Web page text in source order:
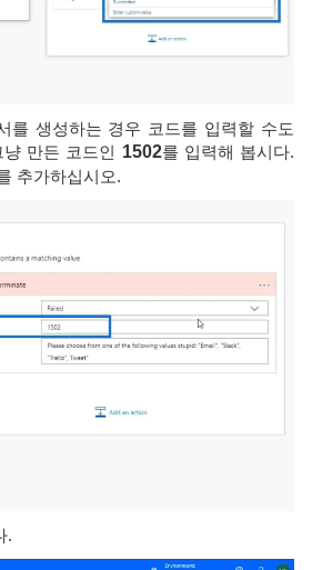
를 생성하는 경우 코드를 입력할 수도
만든 코드인 1502를 입력해 봅시다.
추가하십시오.
.